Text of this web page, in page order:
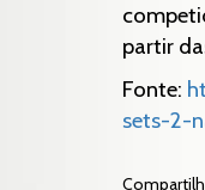
partir
Fonte:
sets-2-